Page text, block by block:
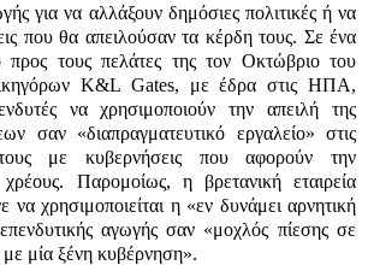
για να αλλάξουν δημόσιες πολιτικές ή να
που θα απειλούσαν τα κέρδη τους. Σε ένα
προς τους πελάτες της τον Οκτώβριο του
K&L Gates, με έδρα στις ΗΠΑ,
να χρησιμοποιούν την απειλή της
σαν «διαπραγματευτικό εργαλείο» στις
τους με κυβερνήσεις που αφορούν την
Παρομοίως, η βρετανική εταιρεία
χρησιμοποιείται η «εν δυνάμει αρνητική
αγωγής σαν «μοχλός πίεσης σε
μία ξένη κυβέρνηση».